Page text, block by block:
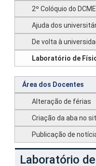
2º Colóquio do DCME
Ajuda dos
De volta à
Laboratório de
Área dos Docentes
Alteração de férias
Criação da aba no
Publicação de
Laboratório